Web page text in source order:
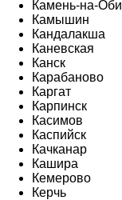
Камень-на-Оби
Камышин
Кандалакша
Каневская
Канск
Карабаново
Каргат
Карпинск
Касимов
Каспийск
Качканар
Кашира
Кемерово
Керчь